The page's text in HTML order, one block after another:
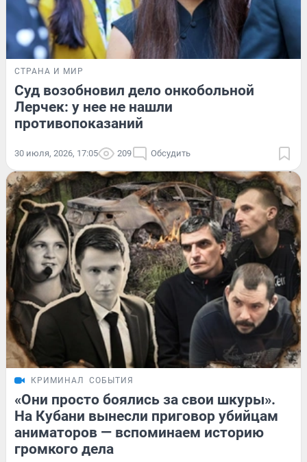
СТРАНА И МИР
Суд возобновил дело онкобольной
Лерчек: у нее не нашли
противопоказаний
30 июля, 2026, 17:05 209 Обсудить
КРИМИНАЛ СОБЫТИЯ
«Они просто боялись за свои шкуры».
На Кубани вынесли приговор убийцам
аниматоров — вспоминаем историю
громкого дела